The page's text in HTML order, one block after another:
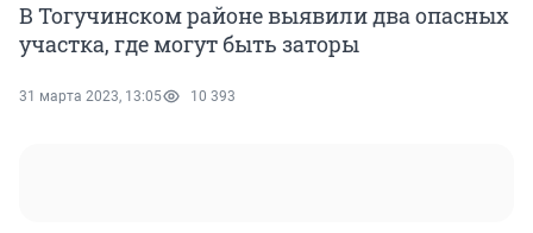
В Тогучинском районе выявили два опасных
участка, где могут быть заторы
31 марта 2023, 13:05 10 393